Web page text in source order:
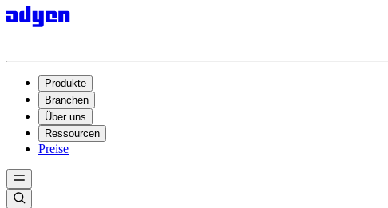
Produkte
Branchen
Über uns
Ressourcen
Preise
UNIQLO & Adyen